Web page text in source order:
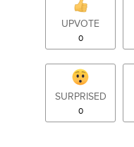
UPVOTE
0
SURPRISED
0